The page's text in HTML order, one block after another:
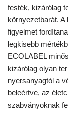
festék, kizárólag
környezetbarát.
figyelmet
legkisebb
ECOLABEL
kizárólag olyan
nyersanyagtól a
beleértve, az
szabványoknak